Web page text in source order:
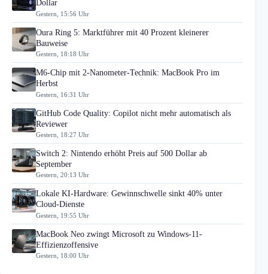
Dollar
Gestern, 15:56 Uhr
Oura Ring 5: Marktführer mit 40 Prozent kleinerer
Bauweise
Gestern, 18:18 Uhr
M6-Chip mit 2-Nanometer-Technik: MacBook Pro im
Herbst
Gestern, 16:31 Uhr
GitHub Code Quality: Copilot nicht mehr automatisch als
Reviewer
Gestern, 18:27 Uhr
Switch 2: Nintendo erhöht Preis auf 500 Dollar ab
September
Gestern, 20:13 Uhr
Lokale KI-Hardware: Gewinnschwelle sinkt 40% unter
Cloud-Dienste
Gestern, 19:55 Uhr
MacBook Neo zwingt Microsoft zu Windows-11-
Effizienzoffensive
Gestern, 18:00 Uhr